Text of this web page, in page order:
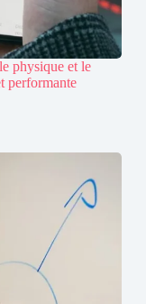
physique et le
performante